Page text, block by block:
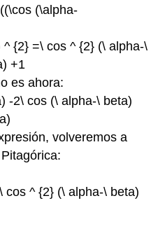
(\alpha-
{2} =\ cos ^ {2} (\ alpha-\
+1
es ahora:
-2\ cos (\ alpha-\ beta)
volveremos a
cos ^ {2} (\ alpha-\ beta)